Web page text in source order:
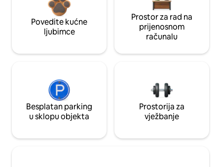
Povedite kućne
ljubimce
Prostor za rad na
prijenosnom
računalu
Besplatan parking
u sklopu objekta
Prostorija za
vježbanje